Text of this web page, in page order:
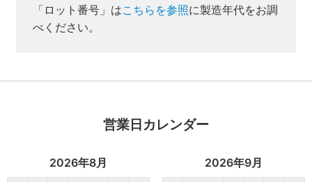
「ロット番号」はこちらを参照に製造年代をお調
べください。
取付方法説明書や埋木などの同梱品が付属してい
ない商品です。
営業日カレンダー
2026年8月 2026年9月